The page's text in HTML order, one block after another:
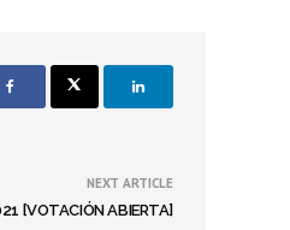
NEXT ARTICLE
[VOTACIÓN ABIERTA]